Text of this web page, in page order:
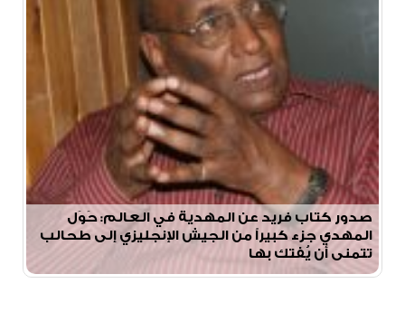
صدور كتاب فريد عن المهدية في العالم: حَوَل
المهدي جزء كبيراً من الجيش الإنجليزي إلى طحالب
تتمنى أن يُفتك بها